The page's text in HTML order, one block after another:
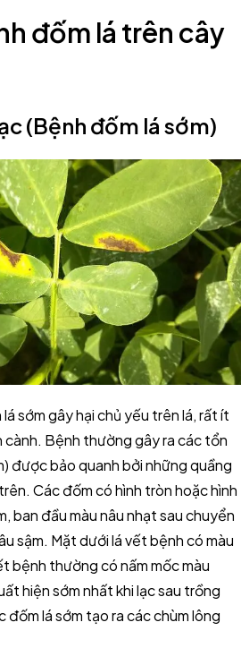
đốm lá trên cây
(Bệnh đốm lá sớm)
sớm gây hại chủ yếu trên lá, rất ít
cành. Bệnh thường gây ra các tổn
được bảo quanh bởi những quầng
Các đốm có hình tròn hoặc hình
ban đầu màu nâu nhạt sau chuyển
sậm. Mặt dưới lá vết bệnh có màu
bệnh thường có nấm mốc màu
hiện sớm nhất khi lạc sau trồng
lá sớm tạo ra các chùm lông